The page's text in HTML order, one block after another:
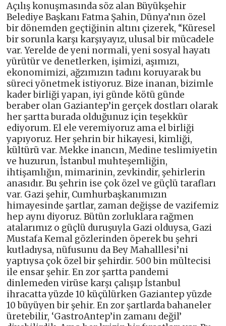
Açılış konuşmasında söz alan Büyükşehir
Belediye Başkanı Fatma Şahin, Dünya’nın özel
bir dönemden geçtiğinin altını çizerek, “Küresel
bir sorunla karşı karşıyayız, ulusal bir mücadele
var. Yerelde de yeni normali, yeni sosyal hayatı
yürütür ve denetlerken, işimizi, aşımızı,
ekonomimizi, ağzımızın tadını koruyarak bu
süreci yönetmek istiyoruz. Bize inanan, bizimle
kader birliği yapan, iyi günde kötü günde
beraber olan Gaziantep’in gerçek dostları olarak
her şartta burada olduğunuz için teşekkür
ediyorum. El ele veremiyoruz ama el birliği
yapıyoruz. Her şehrin bir hikayesi, kimliği,
kültürü var. Mekke inancın, Medine teslimiyetin
ve huzurun, İstanbul muhteşemliğin,
ihtişamlığın, mimarinin, zevkindir, şehirlerin
anasıdır. Bu şehrin ise çok özel ve güçlü tarafları
var. Gazi şehir, Cumhurbaşkanımızın
himayesinde şartlar, zaman değişse de vazifemiz
hep aynı diyoruz. Bütün zorluklara rağmen
atalarımız o güçlü duruşuyla Gazi olduysa, Gazi
Mustafa Kemal gözlerinden öperek bu şehri
kutladıysa, nüfusunu da Bey Mahalllesi’ni
yaptıysa çok özel bir şehirdir. 500 bin mültecisi
ile ensar şehir. En zor şartta pandemi
dinlemeden virüse karşı çalışıp İstanbul
ihracatta yüzde 10 küçülürken Gaziantep yüzde
10 büyüyen bir şehir. En zor şartlarda bahaneler
üretebilir, ‘GastroAntep’in zamanı değil’